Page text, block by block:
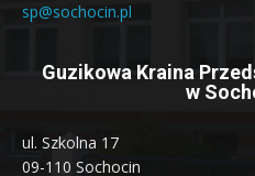
sp@sochocin.pl
Guzikowa Kraina
w
ul. Szkolna 17
09-110 Sochocin